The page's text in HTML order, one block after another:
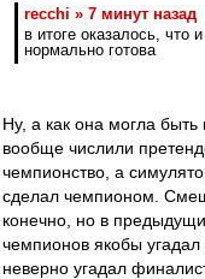
recchi » 7 минут назад
в итоге оказалось, что
нормально готова
Ну, а как она могла быть
вообще числили
чемпионство, а
сделал чемпионом.
конечно, но в
чемпионов якобы угадал
неверно угадал